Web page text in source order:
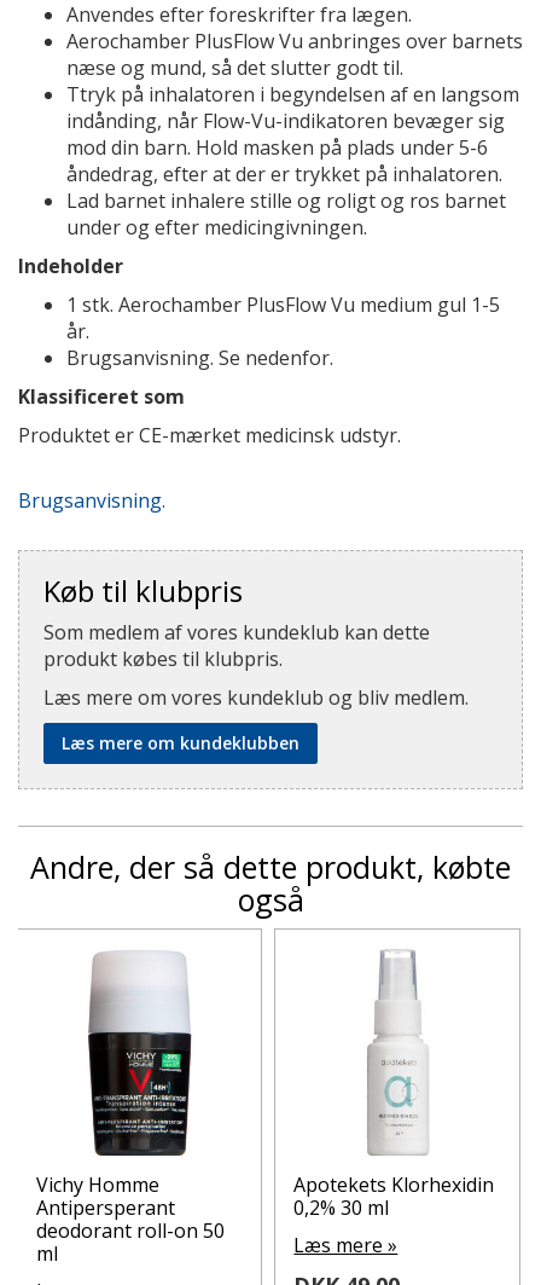
Anvendes efter foreskrifter fra lægen.
Aerochamber PlusFlow Vu anbringes over barnets
næse og mund, så det slutter godt til.
Ttryk på inhalatoren i begyndelsen af en langsom
indånding, når Flow-Vu-indikatoren bevæger sig
mod din barn. Hold masken på plads under 5-6
åndedrag, efter at der er trykket på inhalatoren.
Lad barnet inhalere stille og roligt og ros barnet
under og efter medicingivningen.
Indeholder
1 stk. Aerochamber PlusFlow Vu medium gul 1-5
år.
Brugsanvisning. Se nedenfor.
Klassificeret som
Produktet er CE-mærket medicinsk udstyr.
Brugsanvisning.
Køb til klubpris
Som medlem af vores kundeklub kan dette
produkt købes til klubpris.
Læs mere om vores kundeklub og bliv medlem.
Læs mere om kundeklubben
Andre, der så dette produkt, købte
også
Vichy Homme
Antipersperant
deodorant roll-on 50
ml
Apotekets Klorhexidin
0,2% 30 ml
Læs mere »